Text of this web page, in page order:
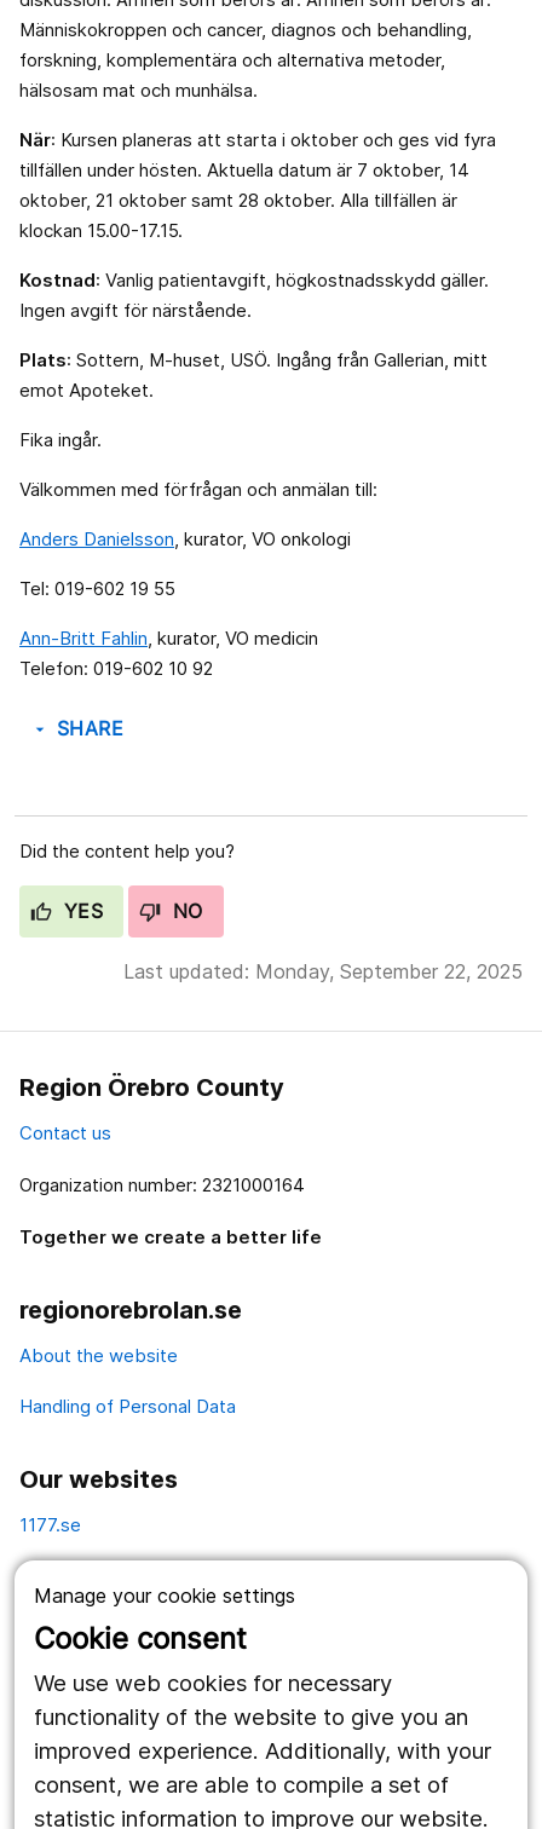
Manage your cookie settings
Cookie consent
We use web cookies for necessary
functionality of the website to give you an
improved experience. Additionally, with your
consent, we are able to compile a set of
statistic information to improve our website.
Människokroppen och cancer, diagnos och behandling,
forskning, komplementära och alternativa metoder,
hälsosam mat och munhälsa.
När: Kursen planeras att starta i oktober och ges vid fyra
tillfällen under hösten. Aktuella datum är 7 oktober, 14
oktober, 21 oktober samt 28 oktober. Alla tillfällen är
klockan 15.00-17.15.
Kostnad: Vanlig patientavgift, högkostnadsskydd gäller.
Ingen avgift för närstående.
Plats: Sottern, M-huset, USÖ. Ingång från Gallerian, mitt
emot Apoteket.
Fika ingår.
Välkommen med förfrågan och anmälan till:
Anders Danielsson, kurator, VO onkologi
Tel: 019-602 19 55
Ann-Britt Fahlin, kurator, VO medicin
Telefon: 019-602 10 92
arrow_drop_down SHARE
Did the content help you?
YES NO
Last updated: Monday, September 22, 2025
Region Örebro County
Contact us
Organization number: 2321000164
Together we create a better life
regionorebrolan.se
About the website
Handling of Personal Data
Our websites
1177.se
Vårdgivare
Utveckling
Follow us
Facebook